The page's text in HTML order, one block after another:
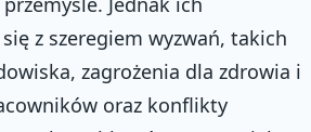
z szeregiem wyzwań, takich
zagrożenia dla zdrowia i
oraz konflikty